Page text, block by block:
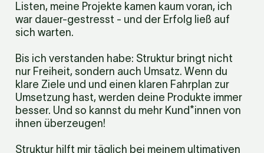
Listen, meine Projekte kamen kaum voran, ich
war dauer-gestresst - und der Erfolg ließ auf
sich warten.
Bis ich verstanden habe: Struktur bringt nicht
nur Freiheit, sondern auch Umsatz. Wenn du
klare Ziele und und einen klaren Fahrplan zur
Umsetzung hast, werden deine Produkte immer
besser. Und so kannst du mehr Kund*innen von
ihnen überzeugen!
Struktur hilft mir täglich bei meinem ultimativen